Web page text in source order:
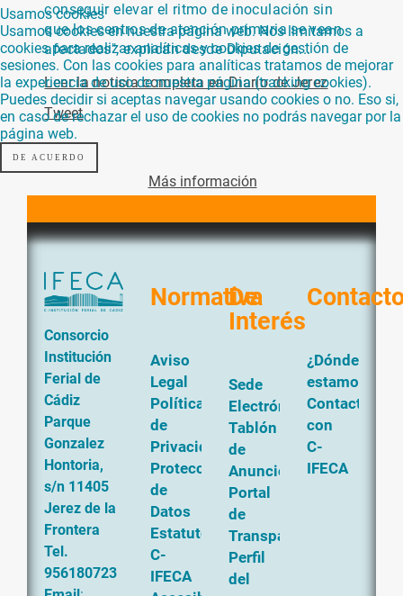
conseguir elevar el ritmo de inoculación sin
que los centros de atención primaria se vean
afectados", explican desde Diputación...
Leer la noticia completa en Diario de Jerez
Tweet
Consorcio
Institución
Ferial de
Cádiz
Parque
Gonzalez
Hontoria,
s/n 11405
Jerez de la
Frontera
Tel.
956180723
Normativa
Aviso
Legal
Política
de
Privacidad
Protección
de
Datos
Estatutos
C-
IFECA
De
Interés
Sede
Electrónica
Tablón
de
Anuncios
Portal
de
Transparencia
Perfil
del
¿Dónde
estamos?
Contacta
con
C-
IFECA
Usamos cookies
Usamos cookies en nuestra página web. Nos limitamos a
cookies para realizar analíticas y cookies de gestión de
sesiones. Con las cookies para analíticas tratamos de mejorar
la experiencia de uso de nuestra página (tracking cookies).
Puedes decidir si aceptas navegar usando cookies o no. Eso si,
en caso de rechazar el uso de cookies no podrás navegar por la
página web.
DE ACUERDO
Más información